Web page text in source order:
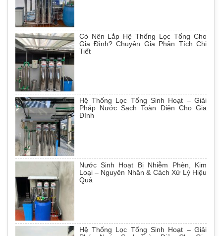
Có Nên Lắp Hệ Thống Lọc Tổng Cho
Gia Đình? Chuyên Gia Phân Tích Chi
Tiết
Hệ Thống Lọc Tổng Sinh Hoạt – Giải
Pháp Nước Sạch Toàn Diện Cho Gia
Đình
Nước Sinh Hoạt Bị Nhiễm Phèn, Kim
Loại – Nguyên Nhân & Cách Xử Lý Hiệu
Quả
Hệ Thống Lọc Tổng Sinh Hoạt – Giải